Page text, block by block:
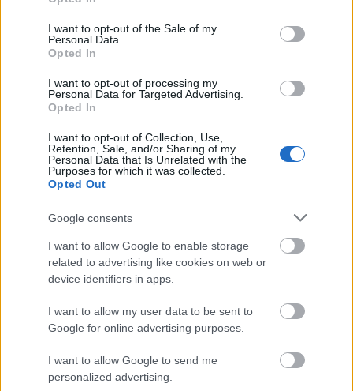
use your data for below specified purposes in below Google
consent section.
I want to opt-out of the Sale of my
Personal Data.
Opted In
I want to opt-out of processing my
Personal Data for Targeted Advertising.
Opted In
I want to opt-out of Collection, Use,
Retention, Sale, and/or Sharing of my
Personal Data that Is Unrelated with the
Purposes for which it was collected.
Opted Out
Google consents
I want to allow Google to enable storage
related to advertising like cookies on web or
device identifiers in apps.
I want to allow my user data to be sent to
Google for online advertising purposes.
I want to allow Google to send me
personalized advertising.
várkapitány.
A várpalotai Thury-vár műemlék épületét az
uniós támogatással együtt összesen 734
millió forintból újítják fel. A földszinten
kiállítótermek és egy étteremnek
hasznosítható szárny létesül. Az épület
felújított vizesblokkokkal, pelenkázóval,
gyermekfoglalkoztatóval bővül. A második
szinten rendezvény- és konferenciatermek
létesülnek és egy ajándékboltot is nyitnak. A
várudvaron szabadtéri színpad és filmszínház
kap helyet - ismertette a beruházás részleteit
Németh Árpád, Várpalota polgármestere.
Műemlék Képző